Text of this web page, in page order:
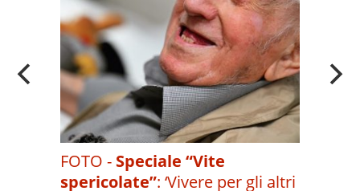
FOTO - Speciale “Vite
spericolate”: ‘Vivere per gli altri